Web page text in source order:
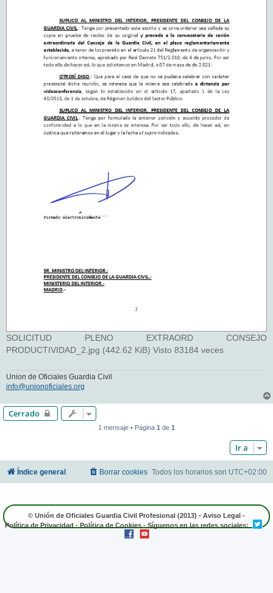
SOLICITUD PLENO EXTRAORD CONSEJO
PRODUCTIVIDAD_2.jpg (442.62 KiB) Visto 83184 veces
Union de Oficiales Guardia Civil
info@unionoficiales.org
Cerrado
1 mensaje • Página 1 de 1
Ir a
Índice general Todos los horarios son UTC+02:00
Borrar cookies
© Unión de Oficiales Guardia Civil Profesional (2013) - Aviso Legal -
Política de Privacidad - Política de Cookies - Síguenos en las redes sociales: